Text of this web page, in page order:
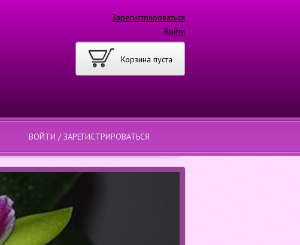
Корзина пуста
Зарегистрироваться
Войти
ВОЙТИ / ЗАРЕГИСТРИРОВАТЬСЯ